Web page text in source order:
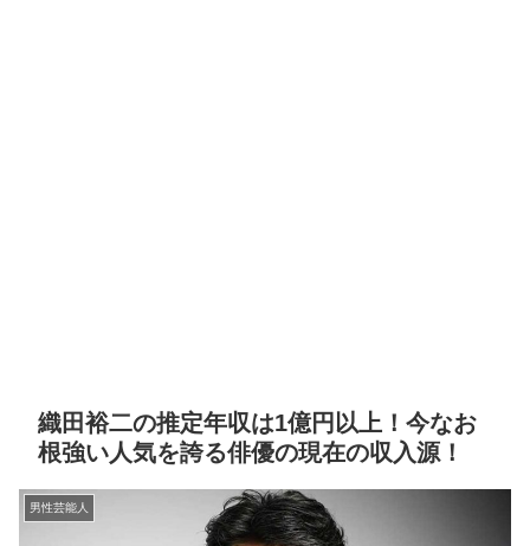
織田裕二の推定年収は1億円以上！今なお
根強い人気を誇る俳優の現在の収入源！
男性芸能人